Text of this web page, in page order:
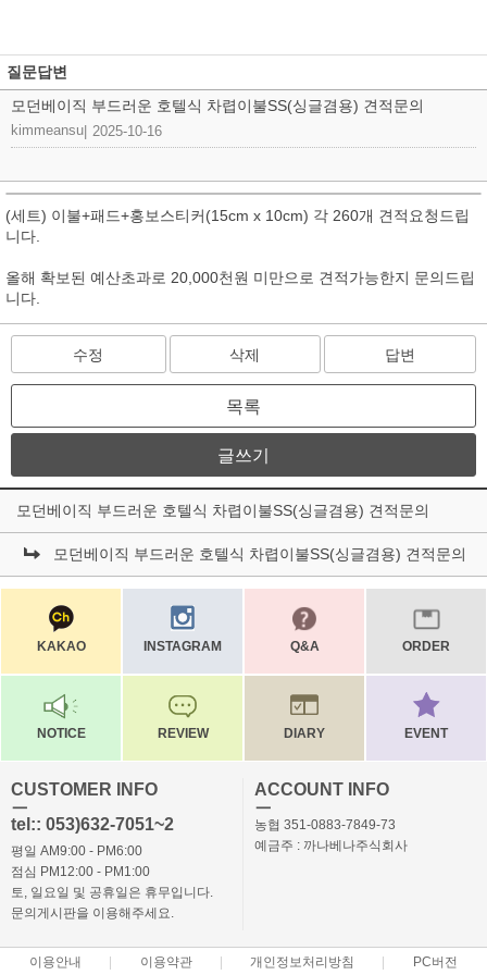
질문답변
모던베이직 부드러운 호텔식 차렵이불SS(싱글겸용) 견적문의
kimmeansu 2025-10-16
(세트) 이불+패드+홍보스티커(15cm x 10cm) 각 260개 견적요청드립
니다.
올해 확보된 예산초과로 20,000천원 미만으로 견적가능한지 문의드립
니다.
수정 삭제 답변
목록
글쓰기
모던베이직 부드러운 호텔식 차렵이불SS(싱글겸용) 견적문의
모던베이직 부드러운 호텔식 차렵이불SS(싱글겸용) 견적문의
KAKAO INSTAGRAM Q&A ORDER
NOTICE REVIEW DIARY EVENT
CUSTOMER INFO
ㅡ
tel:: 053)632-7051~2
평일 AM9:00 - PM6:00
점심 PM12:00 - PM1:00
토, 일요일 및 공휴일은 휴무입니다.
문의게시판을 이용해주세요.
ACCOUNT INFO
ㅡ
농협 351-0883-7849-73
예금주 : 까나베나주식회사
이용안내 이용약관 개인정보처리방침 PC버전